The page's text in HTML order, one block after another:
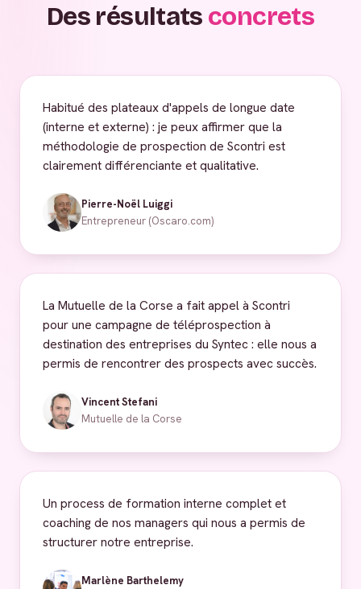
Des résultats concrets
Habitué des plateaux d'appels de longue date
(interne et externe) : je peux affirmer que la
méthodologie de prospection de Scontri est
clairement différenciante et qualitative.
Pierre-Noël Luiggi
Entrepreneur (Oscaro.com)
La Mutuelle de la Corse a fait appel à Scontri
pour une campagne de téléprospection à
destination des entreprises du Syntec : elle nous a
permis de rencontrer des prospects avec succès.
Vincent Stefani
Mutuelle de la Corse
Un process de formation interne complet et
coaching de nos managers qui nous a permis de
structurer notre entreprise.
Marlène Barthelemy